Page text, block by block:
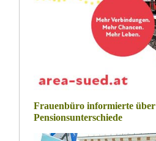
Frauenbüro informierte über
Pensionsunterschiede